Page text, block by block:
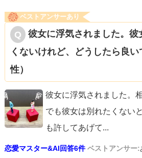
ベストアンサーあり
彼女に浮気されました。彼
くないけれど、どうしたら良
性）
彼女に浮気されました。
でも彼女は別れたくない
も許してあげて...
恋愛マスター&AI回答6件 ベストアンサー: